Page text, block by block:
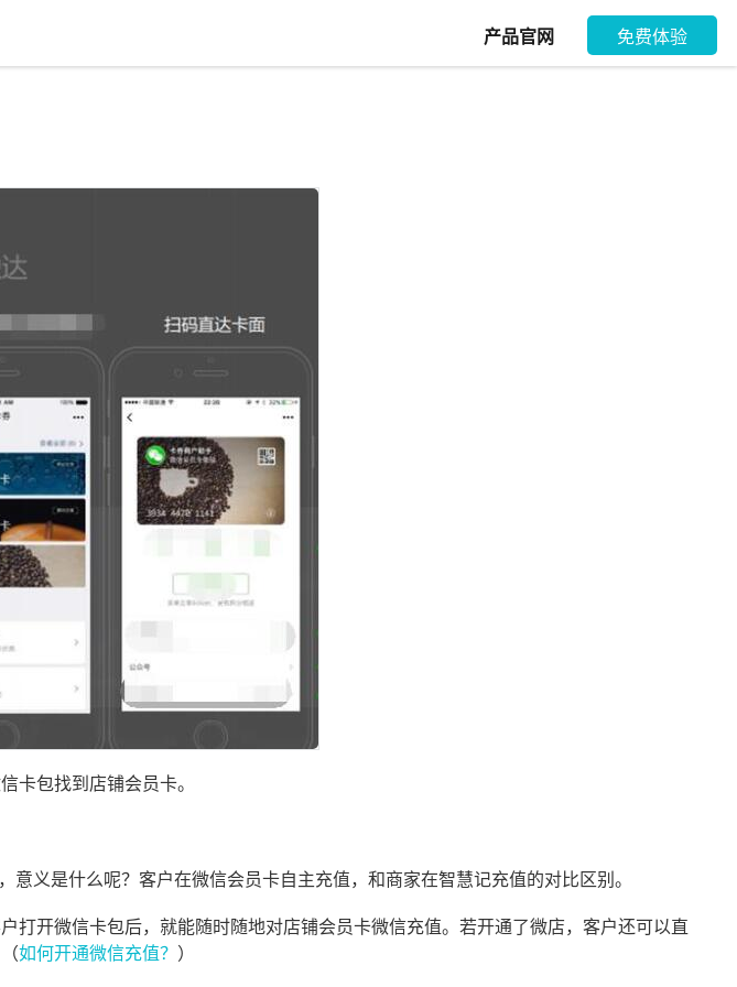
产品官网 免费体验
卡包找到店铺会员卡。
意义是什么呢？客户在微信会员卡自主充值，和商家在智慧记充值的对比区别。
打开微信卡包后，就能随时随地对店铺会员卡微信充值。若开通了微店，客户还可以直
如何开通微信充值？ ）